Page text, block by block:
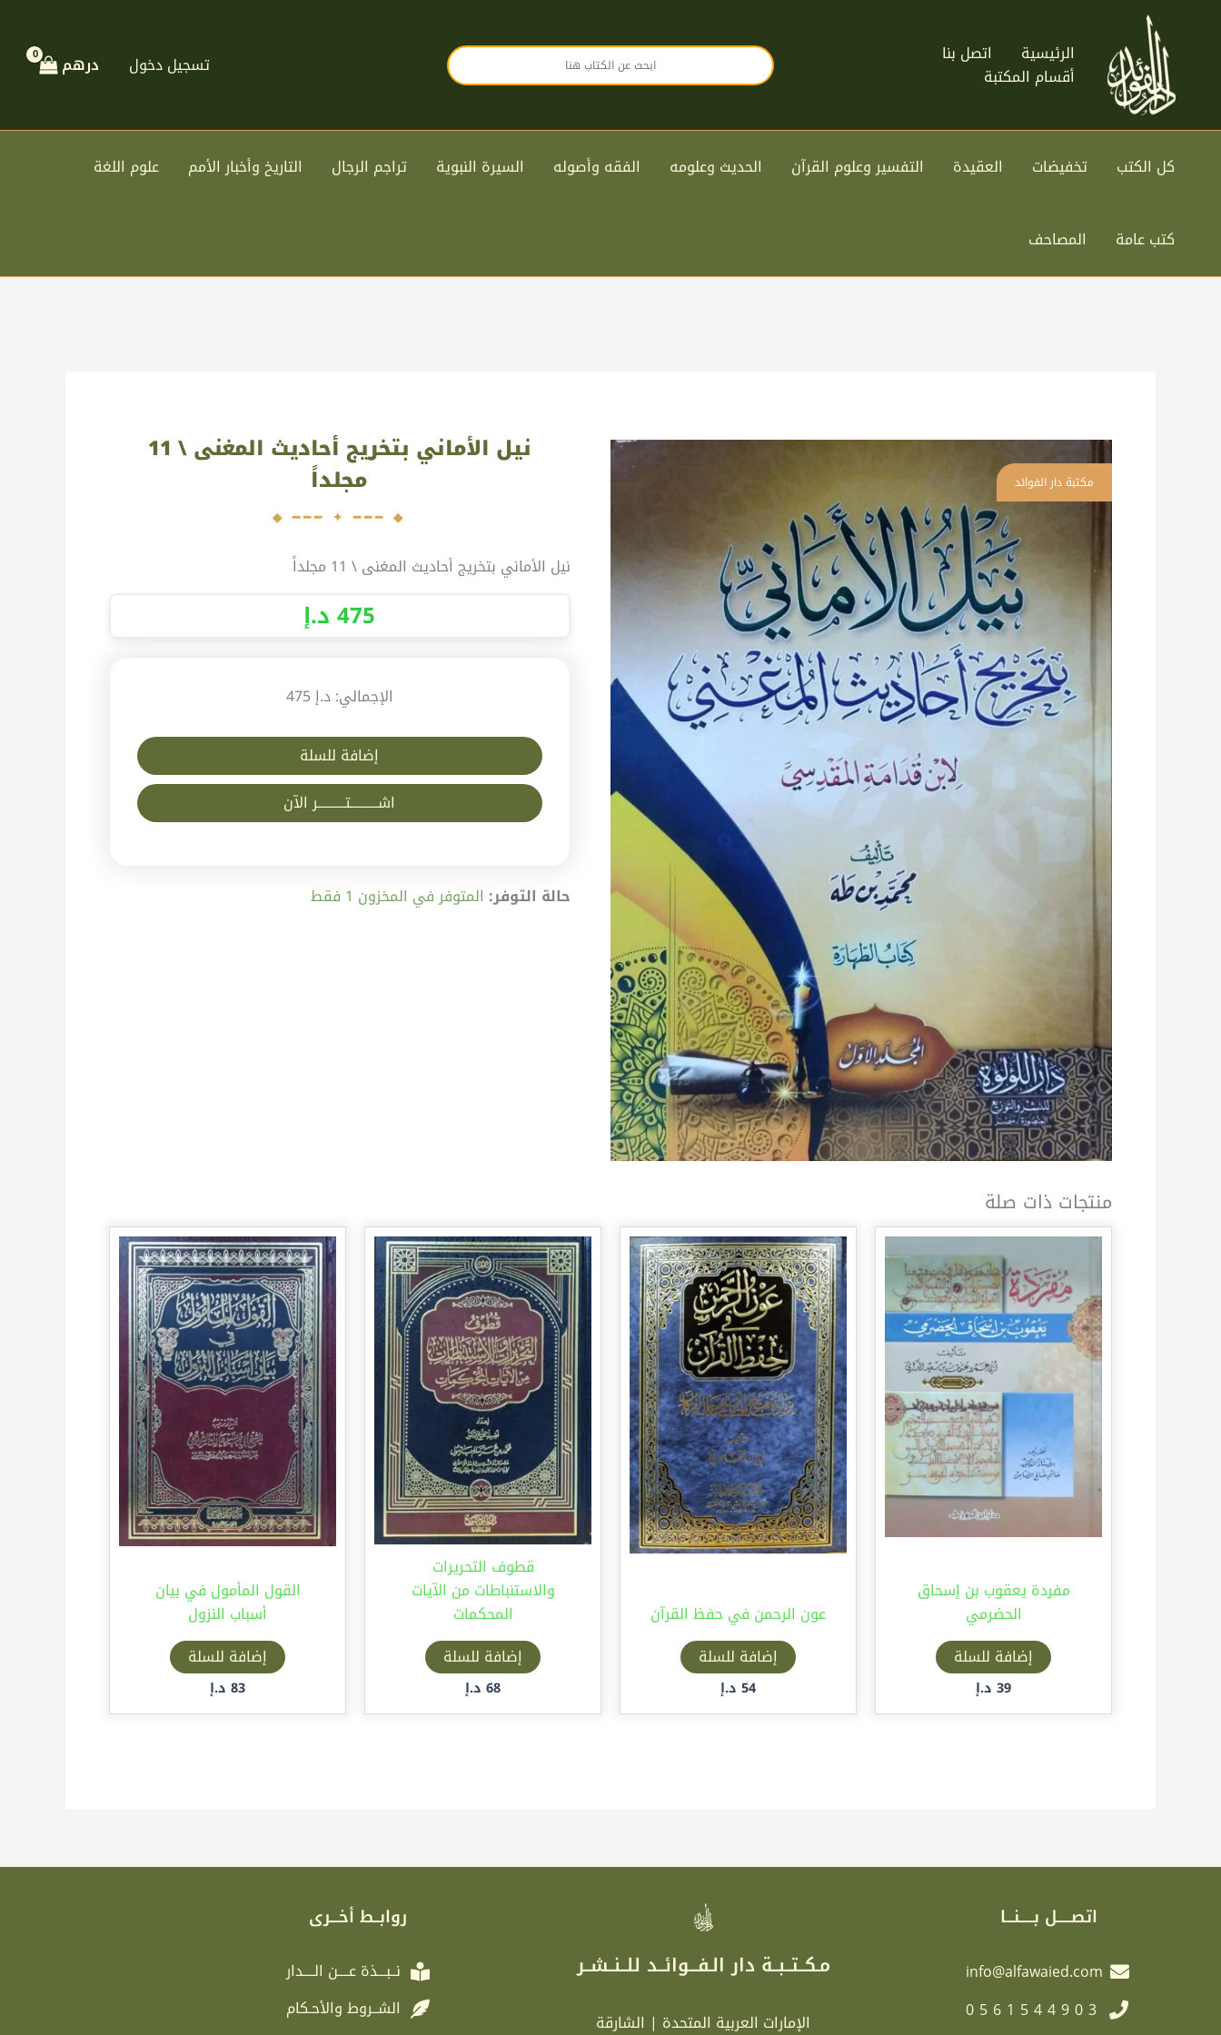
الرئيسية
اتصل بنا
أقسام المكتبة
تسجيل دخول درهم
كل الكتب تخفيضات العقيدة التفسير وعلوم القرآن الحديث وعلومه الفقه وأصوله السيرة النبوية تراجم الرجال التاريخ وأخبار الأمم علوم اللغة
كتب عامة المصاحف
نيل الأماني بتخريج أحاديث المغنى \ 11
مجلداً
نيل الأماني بتخريج أحاديث المغنى \ 11 مجلداً
حالة التوفر: المتوفر في المخزون 1 فقط
نيل
أحاديث
المغنى
\
11
مجلداً
إضافة للسلة
اشــــــــــتــــــــــر الآن
الإجمالي:د.إ 475
475 د.إ
منتجات ذات صلة
مفردة يعقوب بن إسحاق
الحضرمي
إضافة للسلة
39 د.إ
عون الرحمن في حفظ القرآن
إضافة للسلة
54 د.إ
قطوف التحريرات
والاستنباطات من الآيات
المحكمات
إضافة للسلة
68 د.إ
القول المأمول في بيان
أسباب النزول
إضافة للسلة
83 د.إ
اتصـــــل بـــــنـــا
info@alfawaied.com
0561544903
مـكــتــبــة دار الـفـــوائــد للــنــشــر
الإمارات العربية المتحدة | الشارقة
روابــط أخـــرى
نــبـــذة عــــن الــــدار
الشــروط والأحـكام